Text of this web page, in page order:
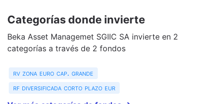
Categorías donde invierte
Beka Asset Managemet SGIIC SA invierte en 2
categorías a través de 2 fondos
rv zona euro cap. grande
rf diversificada corto plazo eur